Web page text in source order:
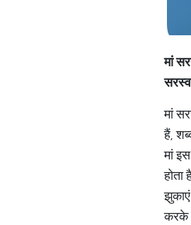
मां
मां
हैं,
मां
करके